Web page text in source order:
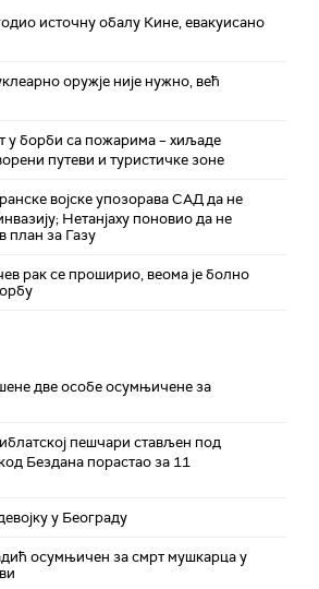
источну обалу Кине, евакуисано
оружје није нужно, већ
у борби са пожарима – хиљаде
путеви и туристичке зоне
војске упозорава САД да не
Нетанјаху поновио да не
план за Газу
рак се проширио, веома је болно
две особе осумњичене за
пешчари стављен под
Бездана порастао за 11
у Београду
осумњичен за смрт мушкарца у